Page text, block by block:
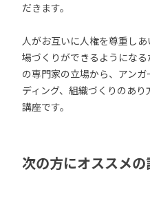
だきます。
人がお互いに人権を尊重し
場づくりができるようにな
の専門家の立場から、アン
ディング、組織づくりのあ
講座です。
次の方にオススメ